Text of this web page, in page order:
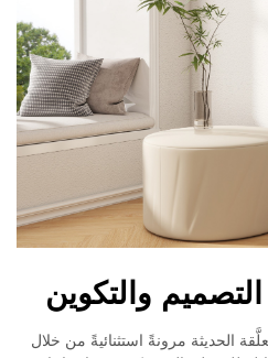
والتكوين
الحديثة مرونةً استثنائيةً من خلال